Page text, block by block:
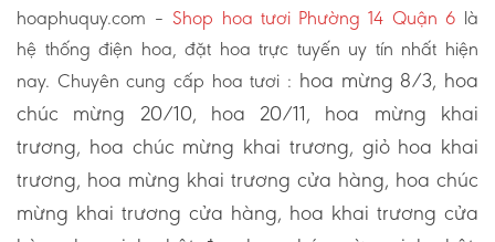
hoaphuquy.com – Shop hoa tươi Phường 14 Quận 6 là
hệ thống điện hoa, đặt hoa trực tuyến uy tín nhất hiện
nay. Chuyên cung cấp hoa tươi : hoa mừng 8/3, hoa
chúc mừng 20/10, hoa 20/11, hoa mừng khai
trương, hoa chúc mừng khai trương, giỏ hoa khai
trương, hoa mừng khai trương cửa hàng, hoa chúc
mừng khai trương cửa hàng, hoa khai trương cửa